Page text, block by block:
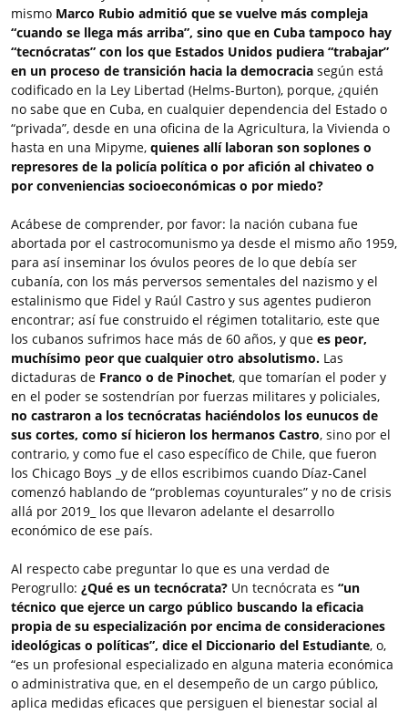
mismo Marco Rubio admitió que se vuelve más compleja
“cuando se llega más arriba”, sino que en Cuba tampoco hay
“tecnócratas” con los que Estados Unidos pudiera “trabajar”
en un proceso de transición hacia la democracia según está
codificado en la Ley Libertad (Helms-Burton), porque, ¿quién
no sabe que en Cuba, en cualquier dependencia del Estado o
“privada”, desde en una oficina de la Agricultura, la Vivienda o
hasta en una Mipyme, quienes allí laboran son soplones o
represores de la policía política o por afición al chivateo o
por conveniencias socioeconómicas o por miedo?
Acábese de comprender, por favor: la nación cubana fue
abortada por el castrocomunismo ya desde el mismo año 1959,
para así inseminar los óvulos peores de lo que debía ser
cubanía, con los más perversos sementales del nazismo y el
estalinismo que Fidel y Raúl Castro y sus agentes pudieron
encontrar; así fue construido el régimen totalitario, este que
los cubanos sufrimos hace más de 60 años, y que es peor,
muchísimo peor que cualquier otro absolutismo. Las
dictaduras de Franco o de Pinochet, que tomarían el poder y
en el poder se sostendrían por fuerzas militares y policiales,
no castraron a los tecnócratas haciéndolos los eunucos de
sus cortes, como sí hicieron los hermanos Castro, sino por el
contrario, y como fue el caso específico de Chile, que fueron
los Chicago Boys _y de ellos escribimos cuando Díaz-Canel
comenzó hablando de “problemas coyunturales” y no de crisis
allá por 2019_ los que llevaron adelante el desarrollo
económico de ese país.
Al respecto cabe preguntar lo que es una verdad de
Perogrullo: ¿Qué es un tecnócrata? Un tecnócrata es “un
técnico que ejerce un cargo público buscando la eficacia
propia de su especialización por encima de consideraciones
ideológicas o políticas”, dice el Diccionario del Estudiante, o,
“es un profesional especializado en alguna materia económica
o administrativa que, en el desempeño de un cargo público,
aplica medidas eficaces que persiguen el bienestar social al